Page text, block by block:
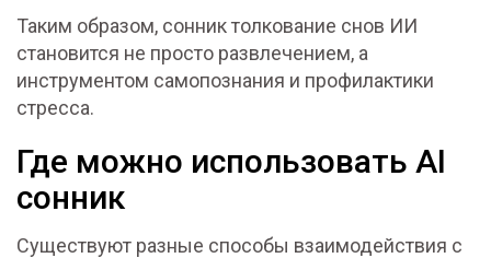
Таким образом, сонник толкование снов ИИ
становится не просто развлечением, а
инструментом самопознания и профилактики
стресса.
Где можно использовать AI
сонник
Существуют разные способы взаимодействия с